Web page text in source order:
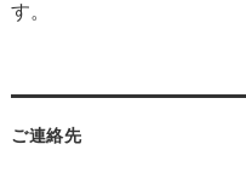
す。
ご連絡先